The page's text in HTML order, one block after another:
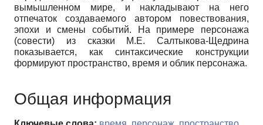
вымышленном мире, и накладывают на него
отпечаток создаваемого автором повествования,
эпохи и смены событий. На примере персонажа
(совести) из сказки М.Е. Салтыкова-Щедрина
показывается, как синтаксические конструкции
формируют пространство, время и облик персонажа.
Общая информация